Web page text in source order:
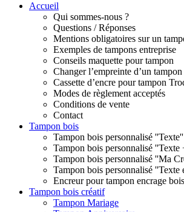
Accueil
Qui sommes-nous ?
Questions / Réponses
Mentions obligatoires sur un
Exemples de tampons entreprise
Conseils maquette pour tampon
Changer l’empreinte d’un tampon
Cassette d’encre pour tampon
Modes de règlement acceptés
Conditions de vente
Contact
Tampon bois
Tampon bois personnalisé ''Texte''
Tampon bois personnalisé
Tampon bois personnalisé ''Ma
Tampon bois personnalisé ''Texte
Encreur pour tampon encrage bois
Tampon bois créatif
Tampon Mariage